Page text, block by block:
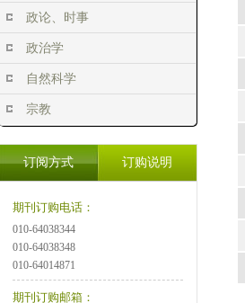
政论、时事
政治学
自然科学
宗教
订阅方式 订购说明
期刊订购电话：
010-64038344
010-64038348
010-64014871
期刊订购邮箱：